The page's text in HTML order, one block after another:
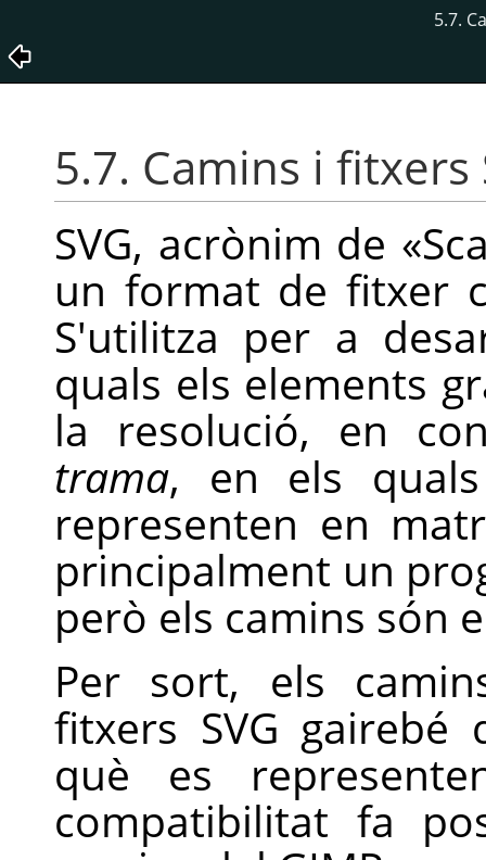
5.7.
5.7. Camins i fitxers
SVG, acrònim de «
un format de fitxer
S'utilitza per a
quals els elements
la resolució, en
trama, en els
representen en
principalment un
però els camins són
Per sort, els
fitxers SVG gairebé
què es
compatibilitat fa